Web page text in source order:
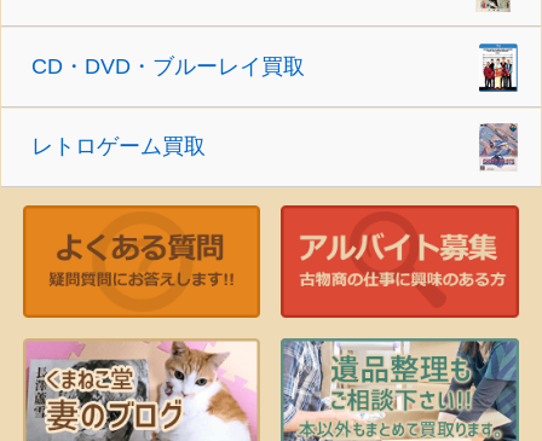
CD・DVD・ブルーレイ買取
レトロゲーム買取